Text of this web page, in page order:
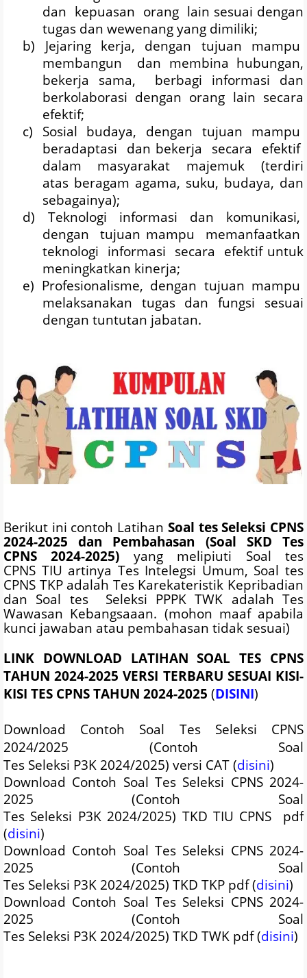
dan kepuasan orang lain sesuai dengan
tugas dan wewenang yang dimiliki;
b)
Jejaring kerja, dengan tujuan
mampu
membangun
dan membina hubungan,
bekerja sama,
berbagi informasi dan
berkolaborasi dengan orang lain secara
efektif;
c)
Sosial budaya, dengan tujuan mampu
beradaptasi
dan bekerja secara
efektif
dalam
masyarakat majemuk
(terdiri
atas beragam agama, suku, budaya, dan
sebagainya);
d)
Teknologi informasi dan
komunikasi,
dengan
tujuan mampu
memanfaatkan
teknologi informasi secara
efektif untuk
meningkatkan kinerja;
e) Profesionalisme, dengan tujuan mampu
melaksanakan tugas dan fungsi sesuai
dengan tuntutan jabatan.
Berikut ini contoh Latihan Soal tes Seleksi CPNS
2024-2025dan Pembahasan (Soal SKD Tes
CPNS 2024-2025)
yang melipiuti Soal tes
CPNS TIU artinya Tes Intelegsi Umum, Soal tes
CPNS TKP adalah Tes Karekateristik Kepribadian
dan Soal tes Seleksi PPPK TWK adalah Tes
Wawasan Kebangsaaan. (mohon maaf apabila
kunci jawaban atau pembahasan tidak sesuai)
LINK DOWNLOAD LATIHAN SOAL TES CPNS
TAHUN 2024-2025 VERSI TERBARU SESUAI KISI-
KISI TES CPNS TAHUN 2024-2025 (DISINI)
Download Contoh Soal Tes Seleksi CPNS
2024/2025 (Contoh Soal
Tes Seleksi P3K 2024/2025) versi CAT (disini)
Download Contoh Soal Tes Seleksi CPNS 2024-
2025 (Contoh Soal
Tes Seleksi P3K 2024/2025) TKD TIU CPNS pdf
(disini)
Download Contoh Soal Tes Seleksi CPNS 2024-
2025 (Contoh Soal
Tes Seleksi P3K 2024/2025) TKD TKP pdf (disini)
Download Contoh Soal Tes Seleksi CPNS 2024-
2025 (Contoh Soal
Tes Seleksi P3K 2024/2025) TKD TWK pdf (disini)